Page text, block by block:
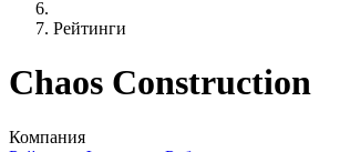
Рейтинги
Chaos Construction
Компания